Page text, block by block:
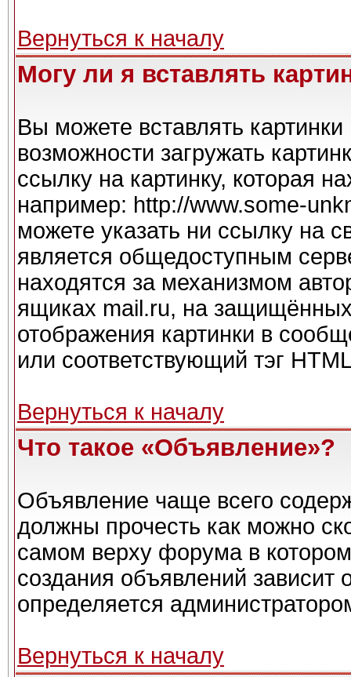
Вернуться к началу
Могу ли я вставлять
Вы можете вставлять
возможности загружать
ссылку на картинку, которая
например: http://www.some-
можете указать ни ссылку на
является общедоступным
находятся за механизмом
ящиках mail.ru, на
отображения картинки в
или соответствующий тэг
Вернуться к началу
Что такое «Объявление»?
Объявление чаще всего
должны прочесть как можно
самом верху форума в
создания объявлений зависит
определяется
Вернуться к началу